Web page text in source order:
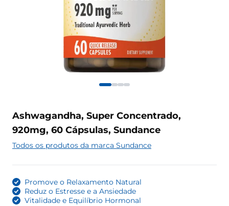
Ashwagandha, Super Concentrado,
920mg, 60 Cápsulas, Sundance
Todos os produtos da marca Sundance
Promove o Relaxamento Natural
Reduz o Estresse e a Ansiedade
Vitalidade e Equilíbrio Hormonal